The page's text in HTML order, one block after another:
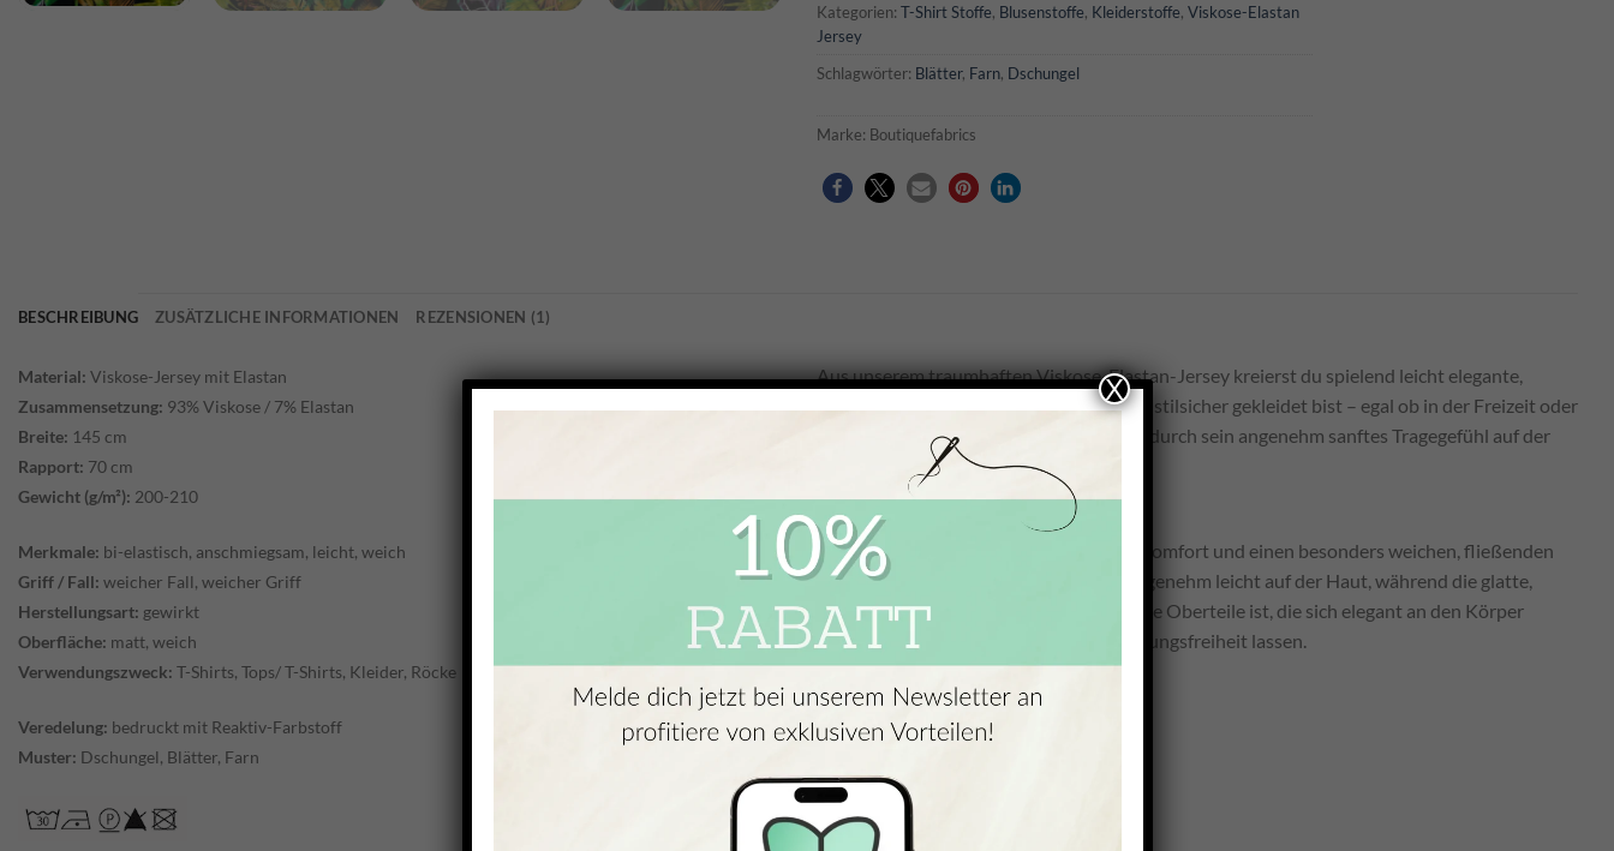
Kategorien: T-Shirt Stoffe, Blusenstoffe, Kleiderstoffe, Viskose-Elastan
Jersey
Schlagwörter: Blätter, Farn, Dschungel
Marke: Boutiquefabrics
BESCHREIBUNG ZUSÄTZLICHE INFORMATIONEN REZENSIONEN (1)
Material: Viskose-Jersey mit Elastan
Zusammensetzung: 93% Viskose / 7% Elastan
Breite: 145 cm
Rapport: 70 cm
Gewicht (g/m²): 200-210
Merkmale: bi-elastisch, anschmiegsam, leicht, weich
Griff / Fall: weicher Fall, weicher Griff
Herstellungsart: gewirkt
Oberfläche: matt, weich
Verwendungszweck: T-Shirts, Tops/ T-Shirts, Kleider, Röcke
Veredelung: bedruckt mit Reaktiv-Farbstoff
Muster: Dschungel, Blätter, Farn
Aus unserem traumhaften Viskose-Elastan-Jersey kreierst du spielend leicht elegante,
trendige Casual-Looks, in denen du stets stilsicher gekleidet bist – egal ob in der Freizeit oder
im Business. Dabei begeistert der Jersey durch sein angenehm sanftes Tragegefühl auf der
Haut, selbst bei langem Tragen.
Mit 93 % Viskoseanteil bietet er hohen Komfort und einen besonders weichen, fließenden
Fall. Das kühle Tragegefühl macht ihn angenehm leicht auf der Haut, während die glatte,
leicht glänzende Oberfläche ideal für feine Oberteile ist, die sich elegant an den Körper
anschmiegen und gleichzeitig viel Bewegungsfreiheit lassen.
X